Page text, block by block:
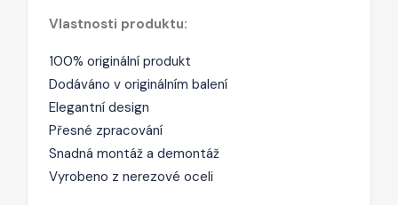
Vlastnosti produktu:
100% originální produkt
Dodáváno v originálním balení
Elegantní design
Přesné zpracování
Snadná montáž a demontáž
Vyrobeno z nerezové oceli